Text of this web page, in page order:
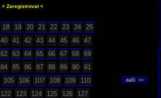
> Zaregistrovat <
18 19 20 21 22 23 24
25
40 41 42 43 44 45 46
47
62 63 64 65 66 67 68
69
84 85 86 87 88 89 90
91
105 106 107 108 109
110
122 123 124 125 126
127